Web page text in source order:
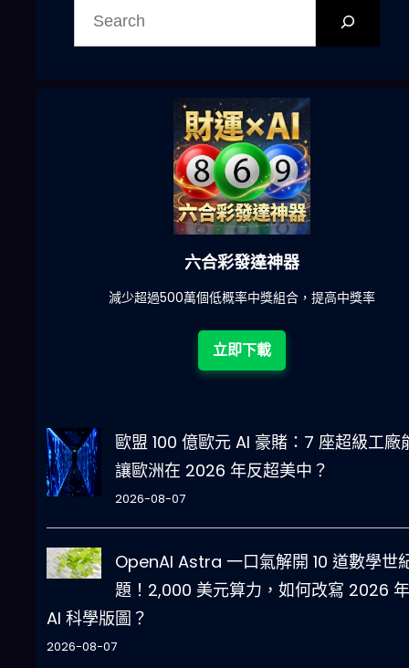
六合彩發達神器
減少超過500萬個低概率中獎組合，提高中獎率
立即下載
歐盟 100 億歐元 AI 豪賭：7 座超級工廠
讓歐洲在 2026 年反超美中？
2026-08-07
OpenAI Astra 一口氣解開 10 道數學世
題！2,000 美元算力，如何改寫 2026
AI 科學版圖？
2026-08-07